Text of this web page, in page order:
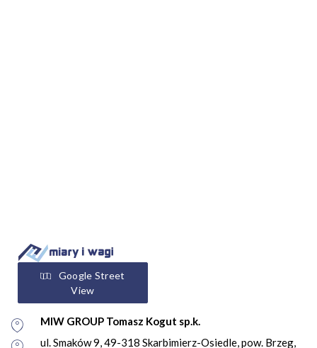
Google Street
View
MIW GROUP Tomasz Kogut sp.k.
ul. Smaków 9, 49-318 Skarbimierz-Osiedle, pow. Brzeg,